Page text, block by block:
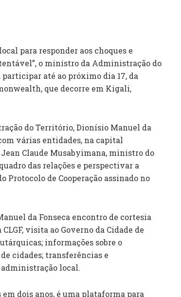
para responder aos choques e
o ministro da Administração do
até ao próximo dia 17, da
que decorre em Kigali,
do Território, Dionísio Manuel da
várias entidades, na capital
Claude Musabyimana, ministro do
das relações e perspectivar a
Protocolo de Cooperação assinado no
da Fonseca encontro de cortesia
visita ao Governo da Cidade de
informações sobre o
cidades; transferências e
local.
dois anos, é uma plataforma para